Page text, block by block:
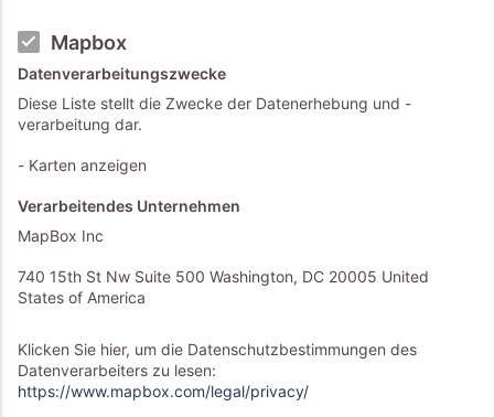
Mapbox
Datenverarbeitungszwecke
Diese Liste stellt die Zwecke der Datenerhebung und -
verarbeitung dar.
Karten anzeigen
Verarbeitendes Unternehmen
MapBox Inc
740 15th St Nw Suite 500 Washington, DC 20005 United
States of America
Klicken Sie hier, um die Datenschutzbestimmungen des
Datenverarbeiters zu lesen:
https://www.mapbox.com/legal/privacy/